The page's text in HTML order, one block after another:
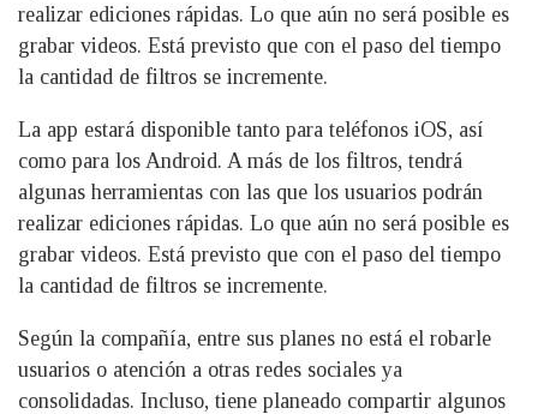
realizar ediciones rápidas. Lo que aún no será posible es
grabar videos. Está previsto que con el paso del tiempo
la cantidad de filtros se incremente.
La app estará disponible tanto para teléfonos iOS, así
como para los Android. A más de los filtros, tendrá
algunas herramientas con las que los usuarios podrán
realizar ediciones rápidas. Lo que aún no será posible es
grabar videos. Está previsto que con el paso del tiempo
la cantidad de filtros se incremente.
Según la compañía, entre sus planes no está el robarle
usuarios o atención a otras redes sociales ya
consolidadas. Incluso, tiene planeado compartir algunos